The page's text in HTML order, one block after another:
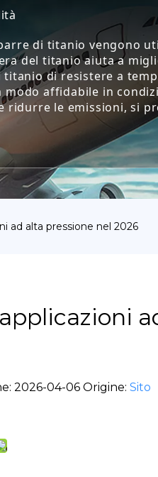
di titanio vengono
del titanio aiuta a
di resistere a
affidabile in
le emissioni, si
ad alta pressione nel 2026
2026-04-06 Origine: Sito